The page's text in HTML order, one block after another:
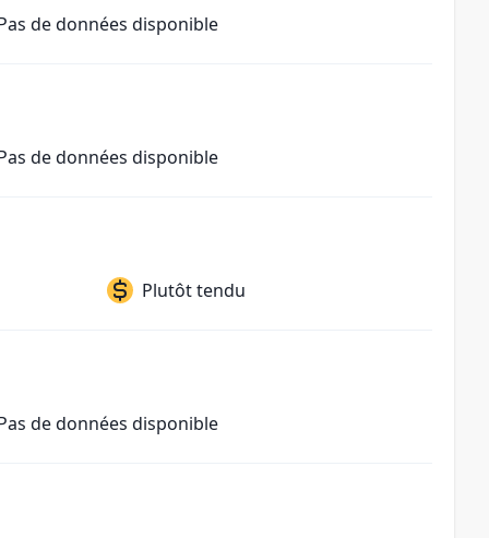
de données disponible
de données disponible
Plutôt tendu
de données disponible